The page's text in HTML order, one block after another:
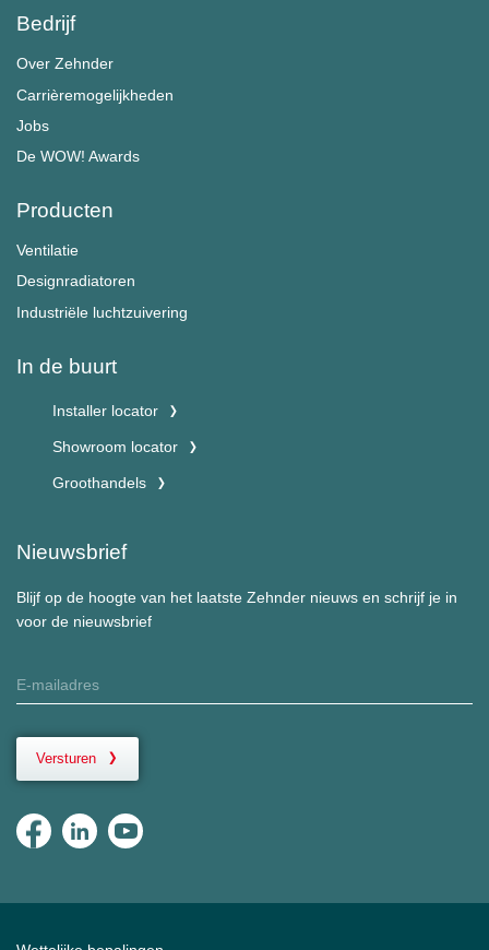
Bedrijf
Over Zehnder
Carrièremogelijkheden
Jobs
De WOW! Awards
Producten
Ventilatie
Designradiatoren
Industriële luchtzuivering
In de buurt
Installer locator
Showroom locator
Groothandels
Nieuwsbrief
Blijf op de hoogte van het laatste Zehnder nieuws en schrijf je in
voor de nieuwsbrief
Versturen